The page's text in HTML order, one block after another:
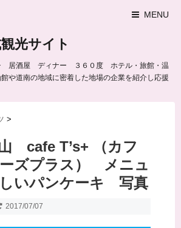
MENU
光サイト
酒屋 ディナー ３６０度 ホテル・旅館・温
や道南の地域に密着した地場の企業を紹介し応援
>
cafe T’s+ （カフ
ズプラス） メニュ
いパンケーキ 写真
2017/07/07